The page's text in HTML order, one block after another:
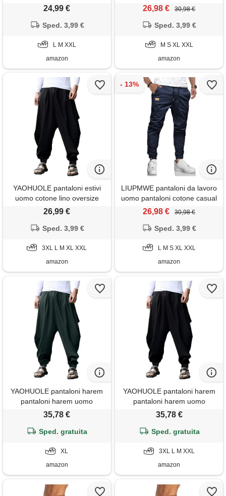
uomo comodi pantaloni con
tasconi uomo per spiaggia,
nero, l
24,99 €
Sped. 3,99 €
L M XXL
amazon
jogging pantaloni sportivi slim
fit con tasche s-xxl, nero, xl
26,98 € 30,98 €
Sped. 3,99 €
M S XL XXL
amazon
YAOHUOLE pantaloni estivi
uomo cotone lino oversize
nero 3xl
26,99 €
Sped. 3,99 €
3XL L M XL XXL
amazon
LIUPMWE pantaloni da lavoro
uomo pantaloni cotone casual
jogging pantaloni sportivi slim
26,98 € 30,98 €
Sped. 3,99 €
L M S XL XXL
amazon
YAOHUOLE pantaloni harem
pantaloni harem uomo
pantaloni sportivi uomo harem
35,78 €
Sped. gratuita
XL
amazon
YAOHUOLE pantaloni harem
pantaloni harem uomo
pantaloni sportivi uomo harem
35,78 €
Sped. gratuita
3XL L M XXL
amazon